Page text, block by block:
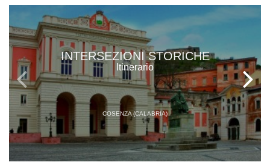
INTERSEZIONI STORICHE
Itinerario
COSENZA (CALABRIA)